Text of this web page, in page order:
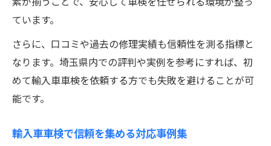
ています。
さらに、口コミや過去の修理実績も信頼性を測る指標と
なります。埼玉県内での評判や実例を参考にすれば、初
めて輸入車車検を依頼する方でも失敗を避けることが可
能です。
輸入車車検で信頼を集める対応事例集